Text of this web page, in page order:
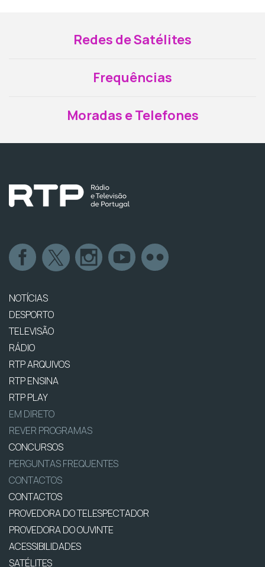
Redes de Satélites
Frequências
Moradas e Telefones
NOTÍCIAS
DESPORTO
TELEVISÃO
RÁDIO
RTP ARQUIVOS
RTP ENSINA
RTP PLAY
EM DIRETO
REVER PROGRAMAS
CONCURSOS
PERGUNTAS FREQUENTES
CONTACTOS
CONTACTOS
PROVEDORA DO TELESPECTADOR
PROVEDORA DO OUVINTE
ACESSIBILIDADES
SATÉLITES